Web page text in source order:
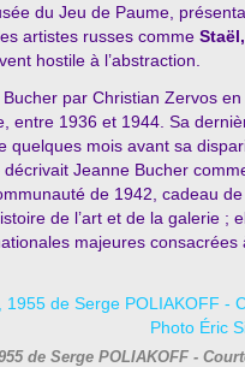
du Jeu de Paume,
artistes russes comme
hostile à l’abstraction.
par Christian Zervos en
entre 1936 et 1944. Sa
quelques mois avant sa
décrivait Jeanne Bucher
de 1942, cadeau
de l’art et de la galerie ;
majeures consacrées
de Serge POLIAKOFF -